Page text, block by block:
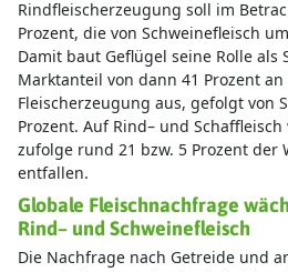
Prozent. Auf Rind– und
zufolge rund 21 bzw. 5 Prozent der
entfallen.
Globale Fleischnachfrage
Rind– und Schweinefleisch
Die Nachfrage nach Getreide und
Grundnahrungsmitteln wird sich
Nahrungsmitteln wie Fleisch, Fisch,
Milchprodukten verschieben. OECD
Prognosen von einem weiter
Verbrauch aus, bis 2034 um 0,5